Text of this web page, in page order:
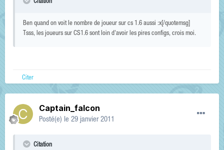
Citation
Ben quand on voit le nombre de joueur sur cs 1.6 aussi :x[/quotemsg]
Tsss, les joueurs sur CS1.6 sont loin d'avoir les pires configs, crois moi.
Citer
Captain_falcon
Posté(e) le 29 janvier 2011
Citation